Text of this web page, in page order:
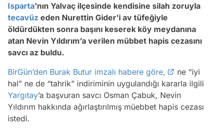
Isparta'nın Yalvaç ilçesinde kendisine silah zoruyla
tecavüz eden Nurettin Gider'i av tüfeğiyle
öldürdükten sonra başını keserek köy meydanına
atan Nevin Yıldırım’a verilen mübbet hapis cezasını
savcı az buldu.
BirGün’den Burak Butur imzalı habere göre,
ne “iyi
hal” ne de “tahrik” indiriminin uygulandığı kararla ilgili
Yargıtay’a başvuran savcı Osman Çabuk, Nevin
Yıldırım hakkında ağırlaştırılmış müebbet hapis cezası
istedi.